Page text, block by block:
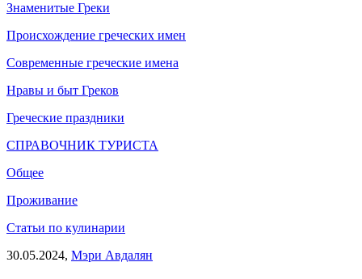
Знаменитые Греки
Происхождение греческих имен
Современные греческие имена
Нравы и быт Греков
Греческие праздники
СПРАВОЧНИК ТУРИСТА
Общее
Проживание
Статьи по кулинарии
30.05.2024, Мэри Авдалян